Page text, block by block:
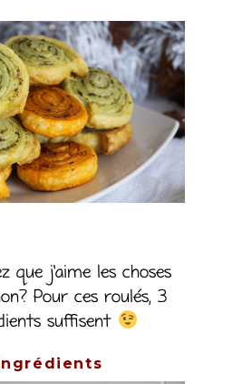
que j’aime les choses
Pour ces roulés, 3
suffisent